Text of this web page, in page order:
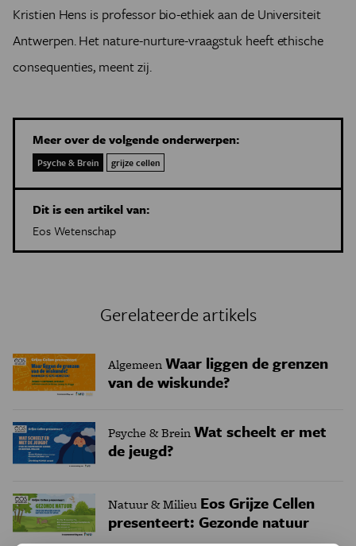
Kristien Hens is professor bio-ethiek aan de Universiteit
Antwerpen. Het nature-nurture-vraagstuk heeft ethische
consequenties, meent zij.
Meer over de volgende onderwerpen:
Psyche & Brein grijze cellen
Dit is een artikel van:
Eos Wetenschap
Gerelateerde artikels
AlgemeenWaar liggen de grenzen
van de wiskunde?
Psyche & BreinWat scheelt er met
de jeugd?
Natuur & Milieu Eos Grijze Cellen
presenteert: Gezonde natuur